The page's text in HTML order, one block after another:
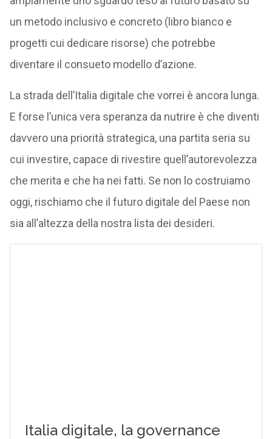
un metodo inclusivo e concreto (libro bianco e
progetti cui dedicare risorse) che potrebbe
diventare il consueto modello d’azione.
La strada dell’Italia digitale che vorrei è ancora lunga.
E forse l’unica vera speranza da nutrire è che diventi
davvero una priorità strategica, una partita seria su
cui investire, capace di rivestire quell’autorevolezza
che merita e che ha nei fatti. Se non lo costruiamo
oggi, rischiamo che il futuro digitale del Paese non
sia all’altezza della nostra lista dei desideri.